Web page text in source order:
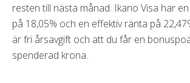
resten till nästa månad. Ikano Visa har
på 18,05% och en effektiv ränta på
är fri årsavgift och att du får en
spenderad krona.